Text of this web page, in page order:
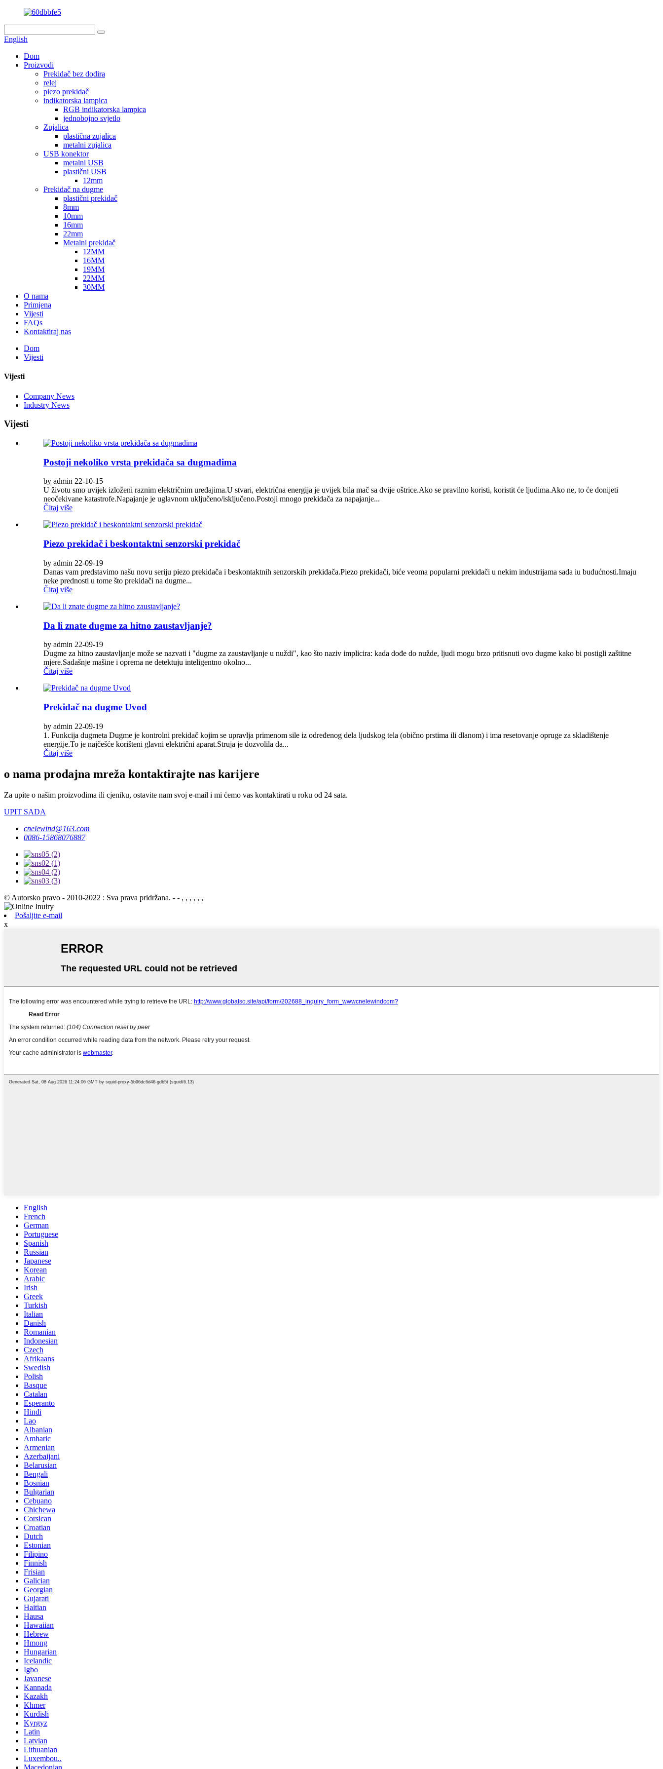
English
Dom
Proizvodi
Prekidač bez dodira
relej
piezo prekidač
indikatorska lampica
RGB indikatorska lampica
jednobojno svjetlo
Zujalica
plastična zujalica
metalni zujalica
USB konektor
metalni USB
plastični USB
12mm
Prekidač na dugme
plastični prekidač
8mm
10mm
16mm
22mm
Metalni prekidač
12MM
16MM
19MM
22MM
30MM
O nama
Primjena
Vijesti
FAQs
Kontaktiraj nas
Dom
Vijesti
Vijesti
Company News
Industry News
Vijesti
Postoji nekoliko vrsta prekidača sa dugmadima
by admin 22-10-15
U životu smo uvijek izloženi raznim električnim uređajima.U stvari, električna energija je uvijek bila mač sa dvije oštrice.Ako se pravilno koristi, koristit će ljudima.Ako ne, to će donijeti
neočekivane katastrofe.Napajanje je uglavnom uključeno/isključeno.Postoji mnogo prekidača za napajanje...
Čitaj više
Piezo prekidač i beskontaktni senzorski prekidač
by admin 22-09-19
Danas vam predstavimo našu novu seriju piezo prekidača i beskontaktnih senzorskih prekidača.Piezo prekidači, biće veoma popularni prekidači u nekim industrijama sada iu budućnosti.Imaju
neke prednosti u tome što prekidači na dugme...
Čitaj više
Da li znate dugme za hitno zaustavljanje?
by admin 22-09-19
Dugme za hitno zaustavljanje može se nazvati i "dugme za zaustavljanje u nuždi", kao što naziv implicira: kada dođe do nužde, ljudi mogu brzo pritisnuti ovo dugme kako bi postigli zaštitne
mjere.Sadašnje mašine i oprema ne detektuju inteligentno okolno...
Čitaj više
Prekidač na dugme Uvod
by admin 22-09-19
1. Funkcija dugmeta Dugme je kontrolni prekidač kojim se upravlja primenom sile iz određenog dela ljudskog tela (obično prstima ili dlanom) i ima resetovanje opruge za skladištenje
energije.To je najčešće korišteni glavni električni aparat.Struja je dozvolila da...
Čitaj više
o nama prodajna mreža kontaktirajte nas karijere
Za upite o našim proizvodima ili cjeniku, ostavite nam svoj e-mail i mi ćemo vas kontaktirati u roku od 24 sata.
UPIT SADA
cnelewind@163.com
0086-15868076887
© Autorsko pravo - 2010-2022 : Sva prava pridržana. - - , , , , , ,
Pošaljite e-mail
x
English
French
German
Portuguese
Spanish
Russian
Japanese
Korean
Arabic
Irish
Greek
Turkish
Italian
Danish
Romanian
Indonesian
Czech
Afrikaans
Swedish
Polish
Basque
Catalan
Esperanto
Hindi
Lao
Albanian
Amharic
Armenian
Azerbaijani
Belarusian
Bengali
Bosnian
Bulgarian
Cebuano
Chichewa
Corsican
Croatian
Dutch
Estonian
Filipino
Finnish
Frisian
Galician
Georgian
Gujarati
Haitian
Hausa
Hawaiian
Hebrew
Hmong
Hungarian
Icelandic
Igbo
Javanese
Kannada
Kazakh
Khmer
Kurdish
Kyrgyz
Latin
Latvian
Lithuanian
Luxembou..
Macedonian